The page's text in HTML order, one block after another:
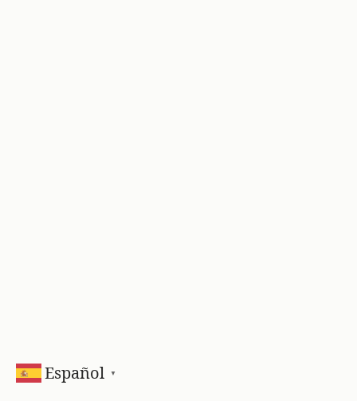
Español ▼